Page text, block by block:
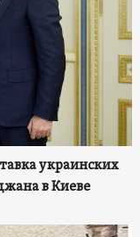
украинских
в Киеве